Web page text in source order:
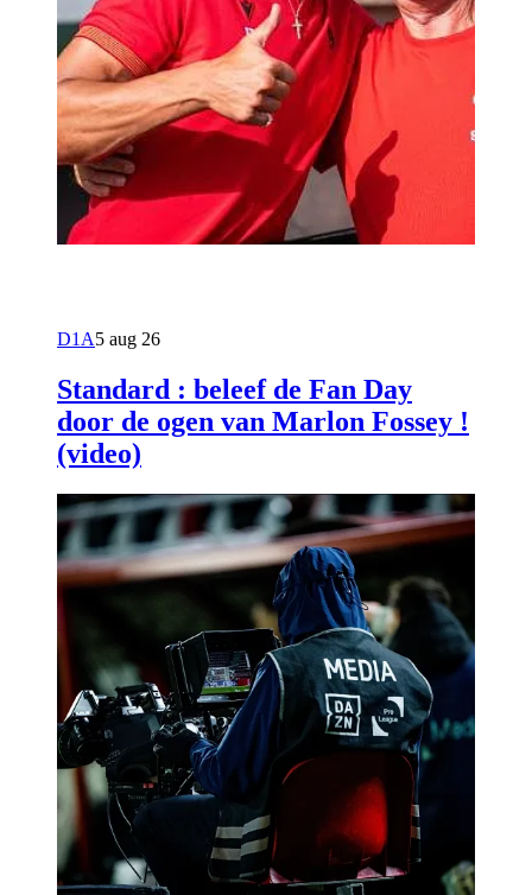
D1A5 aug 26
Standard : beleef de Fan Day
door de ogen van Marlon Fossey !
(video)